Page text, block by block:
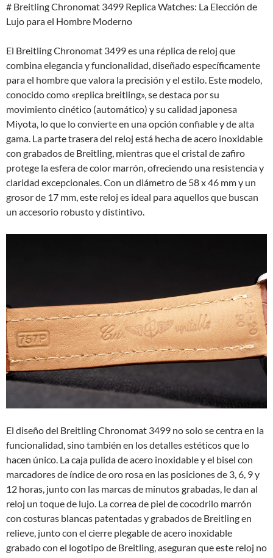
# Breitling Chronomat 3499 Replica Watches: La Elección de
Lujo para el Hombre Moderno
El Breitling Chronomat 3499 es una réplica de reloj que
combina elegancia y funcionalidad, diseñado específicamente
para el hombre que valora la precisión y el estilo. Este modelo,
conocido como «replica breitling», se destaca por su
movimiento cinético (automático) y su calidad japonesa
Miyota, lo que lo convierte en una opción confiable y de alta
gama. La parte trasera del reloj está hecha de acero inoxidable
con grabados de Breitling, mientras que el cristal de zafiro
protege la esfera de color marrón, ofreciendo una resistencia y
claridad excepcionales. Con un diámetro de 58 x 46 mm y un
grosor de 17 mm, este reloj es ideal para aquellos que buscan
un accesorio robusto y distintivo.
El diseño del Breitling Chronomat 3499 no solo se centra en la
funcionalidad, sino también en los detalles estéticos que lo
hacen único. La caja pulida de acero inoxidable y el bisel con
marcadores de índice de oro rosa en las posiciones de 3, 6, 9 y
12 horas, junto con las marcas de minutos grabadas, le dan al
reloj un toque de lujo. La correa de piel de cocodrilo marrón
con costuras blancas patentadas y grabados de Breitling en
relieve, junto con el cierre plegable de acero inoxidable
grabado con el logotipo de Breitling, aseguran que este reloj no